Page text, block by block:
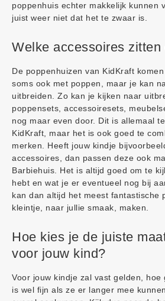
poppenhuis echter makkelijk kunnen
juist weer niet dat het te zwaar is.
Welke accessoires zitten
De poppenhuizen van KidKraft
soms ook met poppen, maar je kan
uitbreiden. Zo kan je kijken naar
poppensets, accessoiresets,
nog maar even door. Dit is allemaal
KidKraft, maar het is ook goed te
merken. Heeft jouw kindje
accessoires, dan passen deze ook
Barbiehuis. Het is altijd goed om te
hebt en wat je er eventueel nog bij
kan dan altijd het meest fantastische
kleintje, naar jullie smaak, maken.
Hoe kies je de juiste
voor jouw kind?
Voor jouw kindje zal vast gelden,
is wel fijn als ze er langer mee